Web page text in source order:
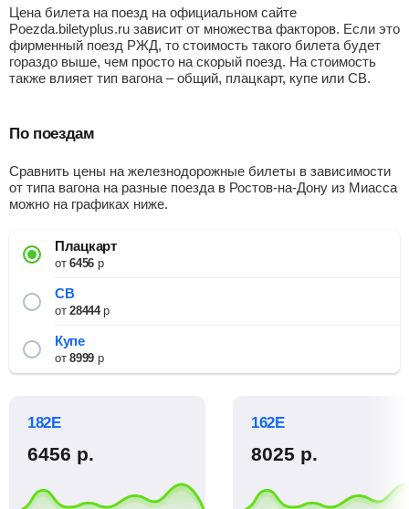
Цена билета на поезд на официальном сайте
Poezda.biletyplus.ru зависит от множества факторов. Если это
фирменный поезд РЖД, то стоимость такого билета будет
гораздо выше, чем просто на скорый поезд. На стоимость
также влияет тип вагона – общий, плацкарт, купе или СВ.
По поездам
Сравнить цены на железнодорожные билеты в зависимости
от типа вагона на разные поезда в Ростов-на-Дону из Миасса
можно на графиках ниже.
Плацкарт
от6456р
СВ
от28444р
Купе
от8999р
182Е
6456 р.
162Е
8025 р.